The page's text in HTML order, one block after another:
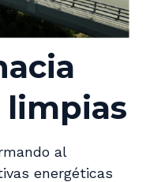
al
energéticas